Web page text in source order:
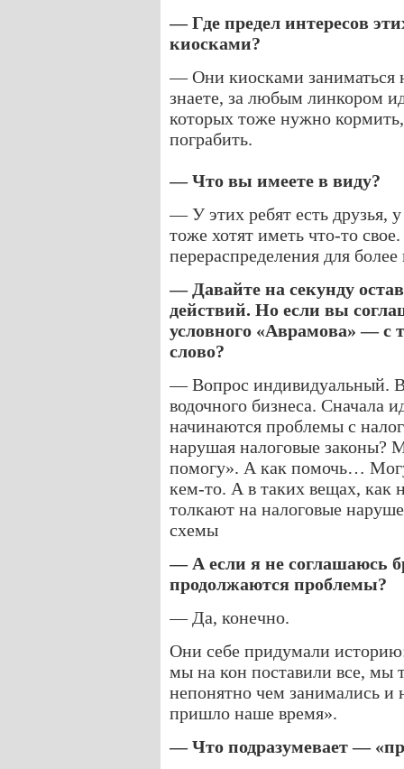
— Где предел интересов
киосками?
— Они киосками заниматься
знаете, за любым линкором
которых тоже нужно
пограбить.
— Что вы имеете в виду?
— У этих ребят есть друзья,
тоже хотят иметь что-то
перераспределения для
— Давайте на секунду
действий. Но если вы
условного «Аврамова» — с
слово?
— Вопрос индивидуальный.
водочного бизнеса. Сначала
начинаются проблемы с
нарушая налоговые законы?
помогу». А как помочь…
кем-то. А в таких вещах, как
толкают на налоговые
схемы
— А если я не соглашаюсь
продолжаются проблемы?
— Да, конечно.
Они себе придумали
мы на кон поставили все, мы
непонятно чем занимались и
пришло наше время».
— Что подразумевает —